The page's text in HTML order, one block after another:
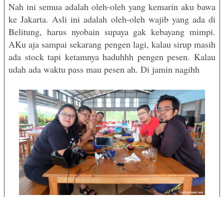
Nah ini semua adalah oleh-oleh yang kemarin aku bawa
ke Jakarta. Asli ini adalah oleh-oleh wajib yang ada di
Belitung, harus nyobain supaya gak kebayang mimpi.
AKu aja sampai sekarang pengen lagi, kalau sirup masih
ada stock tapi ketamnya haduhhh pengen pesen. Kalau
udah ada waktu pass mau pesen ah. Di jamin nagihh